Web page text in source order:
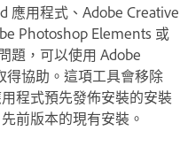
應用程式、Adobe Creative
Photoshop Elements 或
題，可以使用 Adobe
得協助。這項工具會移除
程式預先發佈安裝的安裝
前版本的現有安裝。